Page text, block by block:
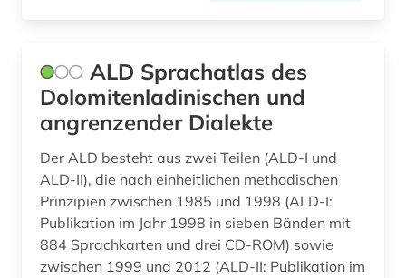
frauenbewegung (1)
frauenforschung (1)
frauenliteratur (1)
fremdsprache (3)
fremdsprachenlernen (1)
fremdwort (1)
ALD Sprachatlas des
Dolomitenladinischen und
angrenzender Dialekte
Der ALD besteht aus zwei Teilen (ALD-I und
ALD-II), die nach einheitlichen methodischen
Prinzipien zwischen 1985 und 1998 (ALD-I:
Publikation im Jahr 1998 in sieben Bänden mit
884 Sprachkarten und drei CD-ROM) sowie
zwischen 1999 und 2012 (ALD-II: Publikation im